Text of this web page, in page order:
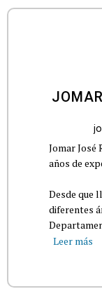
Jomar José
años de
Desde que
diferentes
Leer más